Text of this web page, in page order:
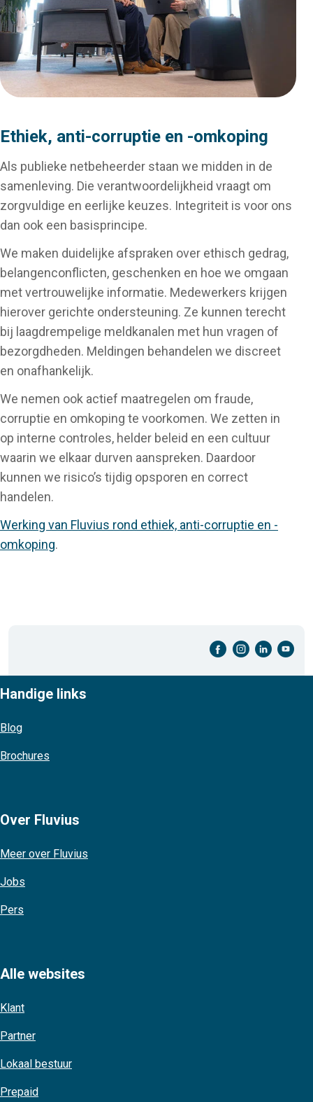
Ethiek, anti-corruptie en -omkoping
Als publieke netbeheerder staan we midden in de
samenleving. Die verantwoordelijkheid vraagt om
zorgvuldige en eerlijke keuzes. Integriteit is voor ons
dan ook een basisprincipe.
We maken duidelijke afspraken over ethisch gedrag,
belangenconflicten, geschenken en hoe we omgaan
met vertrouwelijke informatie. Medewerkers krijgen
hierover gerichte ondersteuning. Ze kunnen terecht
bij laagdrempelige meldkanalen met hun vragen of
bezorgdheden. Meldingen behandelen we discreet
en onafhankelijk.
We nemen ook actief maatregelen om fraude,
corruptie en omkoping te voorkomen. We zetten in
op interne controles, helder beleid en een cultuur
waarin we elkaar durven aanspreken. Daardoor
kunnen we risico’s tijdig opsporen en correct
handelen.
Werking van Fluvius rond ethiek, anti-corruptie en -
omkoping.
facebook-cirkel instagram-cirkel linkedin-cirkel youtube-cirkel
Handige links
Blog
Brochures
Over Fluvius
Meer over Fluvius
Jobs
Pers
Alle websites
Klant
Partner
Lokaal bestuur
Prepaid